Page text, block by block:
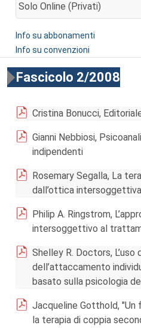
Solo Online (privati)
AGGIUNGI AL CARRELLO
Info su abbonamenti
Info su convenzioni
Fascicolo 2/2008
Cristina Bonucci,
Gianni Nebbiosi,
indipendenti
Rosemary Segalla, La
dall’ottica intersoggettiva
Philip A. Ringstrom,
intersoggettivo al
Shelley R. Doctors, L’uso
dell’attaccamento
basato sulla psicologia
Jacqueline Gotthold, "Un
la terapia di coppia